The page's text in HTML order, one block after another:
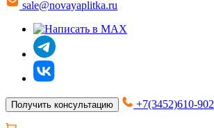
sale@novayaplitka.ru
Получить консультацию +7(3452)610-902